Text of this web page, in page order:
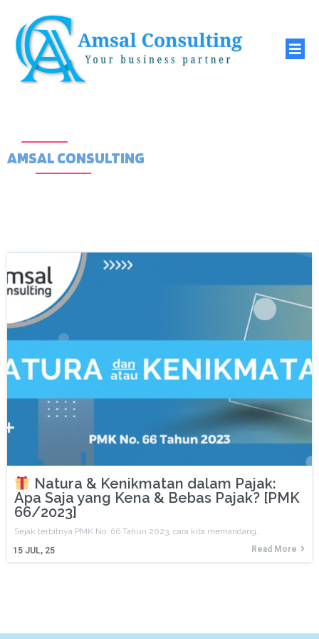
AMSAL CONSULTING
Natura & Kenikmatan dalam Pajak:
Apa Saja yang Kena & Bebas Pajak? [PMK
66/2023]
15 JUL, 25
Sejak terbitnya PMK No. 66 Tahun 2023, cara kita memandang…
Read More